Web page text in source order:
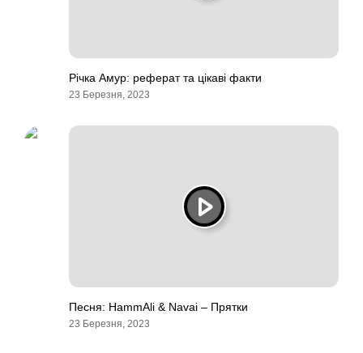
Річка Амур: реферат та цікаві факти
23 Березня, 2023
Песня: HammAli & Navai – Прятки
23 Березня, 2023